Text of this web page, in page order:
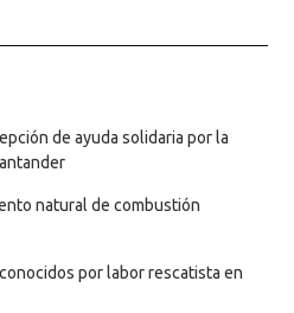
de ayuda solidaria por la
natural de combustión
por labor rescatista en